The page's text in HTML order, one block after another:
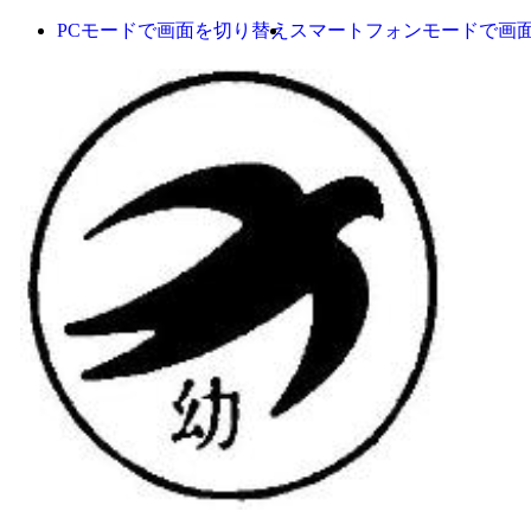
PCモードで画面を切り替え スマートフォンモードで画